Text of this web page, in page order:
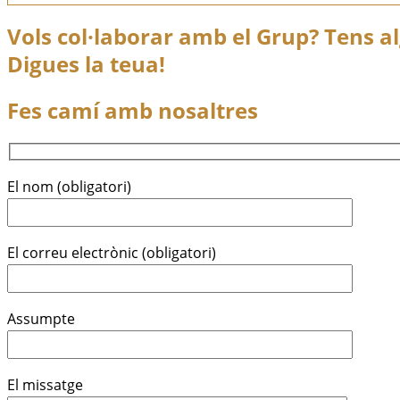
Vols col·laborar amb el Grup? Tens
Digues la teua!
Fes camí amb nosaltres
El nom (obligatori)
El correu electrònic (obligatori)
Assumpte
El missatge